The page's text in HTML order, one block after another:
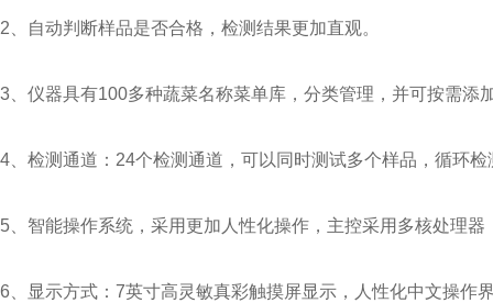
2、自动判断样品是否合格，检测结果更加直观。
3、仪器具有100多种蔬菜名称菜单库，分类管理，并可按需
4、检测通道：24个检测通道，可以同时测试多个样品，循环
5、智能操作系统，采用更加人性化操作，主控采用多核处理
6、显示方式：7英寸高灵敏真彩触摸屏显示，人性化中文操作